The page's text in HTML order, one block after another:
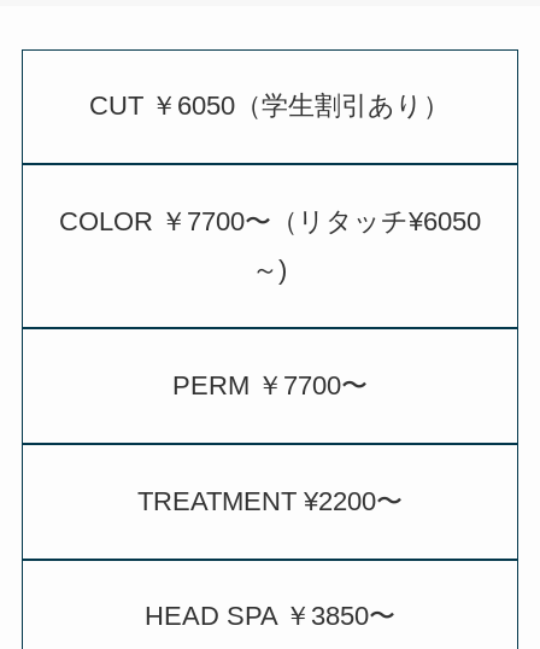
CUT ￥6050（学生割引あり）
COLOR ￥7700〜（リタッチ¥6050
～)
PERM ￥7700〜
TREATMENT ¥2200〜
HEAD SPA ￥3850〜